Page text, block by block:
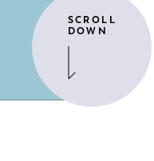
SCROLL
DOWN